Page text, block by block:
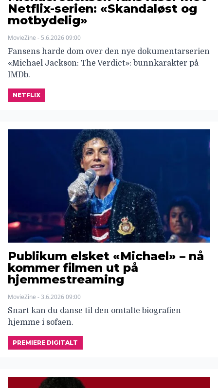
Netflix-serien: «Skandaløst og
motbydelig»
MovieZine - 5.6.2026 09:00
Fansens harde dom over den nye dokumentarserien
«Michael Jackson: The Verdict»: bunnkarakter på
IMDb.
NETFLIX
Publikum elsket «Michael» – nå
kommer filmen ut på
hjemmestreaming
MovieZine - 3.6.2026 09:00
Snart kan du danse til den omtalte biografien
hjemme i sofaen.
PREMIERE DIGITALT